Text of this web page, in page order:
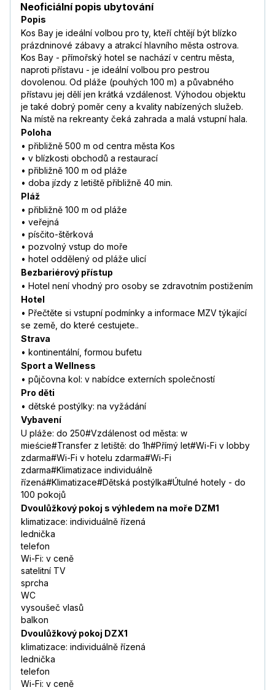
Neoficiální popis ubytování
Popis
Kos Bay je ideální volbou pro ty, kteří chtějí být blízko
prázdninové zábavy a atrakcí hlavního města ostrova.
Kos Bay - přímořský hotel se nachází v centru města,
naproti přístavu - je ideální volbou pro pestrou
dovolenou. Od pláže (pouhých 100 m) a půvabného
přístavu jej dělí jen krátká vzdálenost. Výhodou objektu
je také dobrý poměr ceny a kvality nabízených služeb.
Na místě na rekreanty čeká zahrada a malá vstupní hala.
Poloha
• přibližně 500 m od centra města Kos
• v blízkosti obchodů a restaurací
• přibližně 100 m od pláže
• doba jízdy z letiště přibližně 40 min.
Pláž
• přibližně 100 m od pláže
• veřejná
• písčito-štěrková
• pozvolný vstup do moře
• hotel oddělený od pláže ulicí
Bezbariérový přístup
• Hotel není vhodný pro osoby se zdravotním postižením
Hotel
• Přečtěte si vstupní podmínky a informace MZV týkající
se země, do které cestujete..
Strava
• kontinentální, formou bufetu
Sport a Wellness
• půjčovna kol: v nabídce externích společností
Pro děti
• dětské postýlky: na vyžádání
Vybavení
U pláže: do 250#Vzdálenost od města: w
mieście#Transfer z letiště: do 1h#Přímý let#Wi-Fi v lobby
zdarma#Wi-Fi v hotelu zdarma#Wi-Fi
zdarma#Klimatizace individuálně
řízená#Klimatizace#Dětská postýlka#Útulné hotely - do
100 pokojů
Dvoulůžkový pokoj s výhledem na moře DZM1
klimatizace: individuálně řízená
lednička
telefon
Wi-Fi: v ceně
satelitní TV
sprcha
WC
vysoušeč vlasů
balkon
Dvoulůžkový pokoj DZX1
klimatizace: individuálně řízená
lednička
telefon
Wi-Fi: v ceně